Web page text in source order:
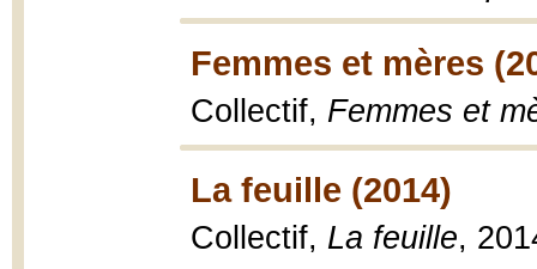
Femmes et mères
Collectif, Femmes et
La feuille (2014)
Collectif, La feuille,